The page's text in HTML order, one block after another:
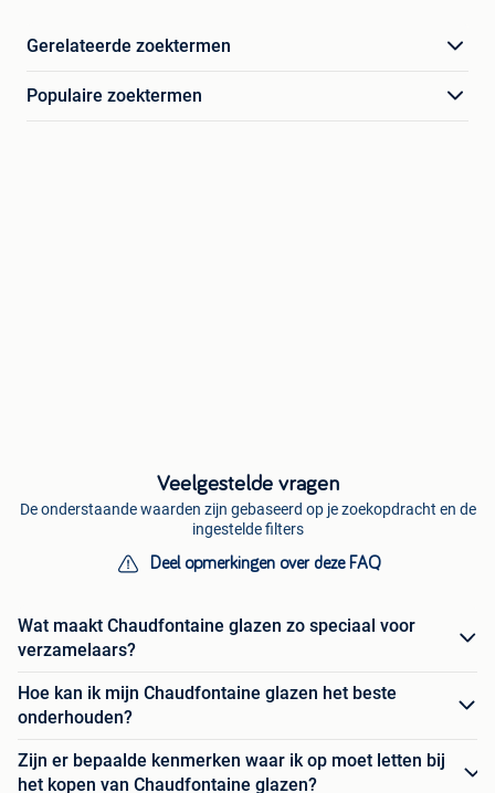
Gerelateerde zoektermen
Populaire zoektermen
Veelgestelde vragen
De onderstaande waarden zijn gebaseerd op je zoekopdracht en de
ingestelde filters
Deel opmerkingen over deze FAQ
Wat maakt Chaudfontaine glazen zo speciaal voor
verzamelaars?
Hoe kan ik mijn Chaudfontaine glazen het beste
onderhouden?
Zijn er bepaalde kenmerken waar ik op moet letten bij
het kopen van Chaudfontaine glazen?